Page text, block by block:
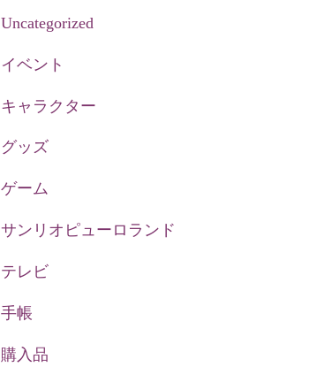
Uncategorized
イベント
キャラクター
グッズ
ゲーム
サンリオピューロランド
テレビ
手帳
購入品